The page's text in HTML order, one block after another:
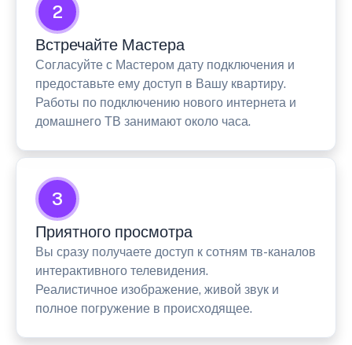
2
Встречайте Мастера
Согласуйте с Мастером дату подключения и
предоставьте ему доступ в Вашу квартиру.
Работы по подключению нового интернета и
домашнего ТВ занимают около часа.
3
Приятного просмотра
Вы сразу получаете доступ к сотням тв-каналов
интерактивного телевидения.
Реалистичное изображение, живой звук и
полное погружение в происходящее.